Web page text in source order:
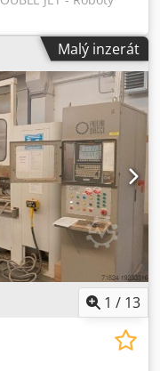
tvarovací a
operace na
postelí, nábytku
a nejvyšším
mm Maximální
šířka: 500 mm
koncem: 350 mm
m/min Maximální
DOUBLE JET
s 6+6
Malý inzerát
1 / 13